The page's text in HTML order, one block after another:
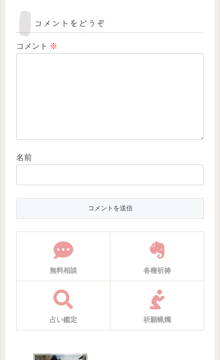
コメントをどうぞ
コメント ※
名前
無料相談 各種祈祷
占い鑑定 祈願蝋燭